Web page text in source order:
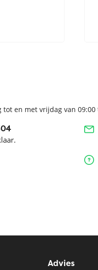
tot en met vrijdag van
Advies